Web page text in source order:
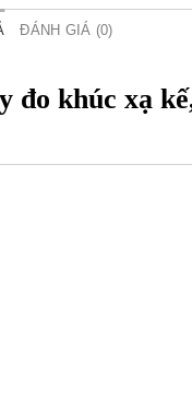
ĐÁNH GIÁ (0)
đo khúc xạ